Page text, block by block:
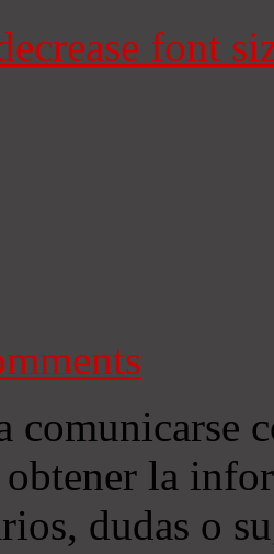
font
comunicarse
obtener la
dudas o